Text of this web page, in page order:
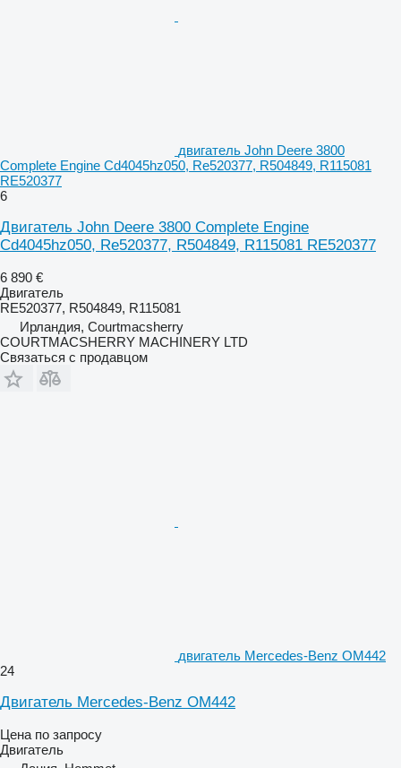
двигатель John Deere 3800
Complete Engine Cd4045hz050, Re520377, R504849, R115081
RE520377
6
Двигатель John Deere 3800 Complete Engine
Cd4045hz050, Re520377, R504849, R115081 RE520377
6 890 €
Двигатель
RE520377, R504849, R115081
Ирландия, Courtmacsherry
COURTMACSHERRY MACHINERY LTD
Связаться с продавцом
двигатель Mercedes-Benz OM442
24
Двигатель Mercedes-Benz OM442
Цена по запросу
Двигатель